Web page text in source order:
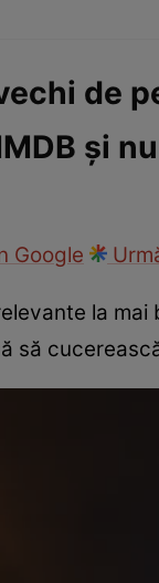
de
și
Google
la
să